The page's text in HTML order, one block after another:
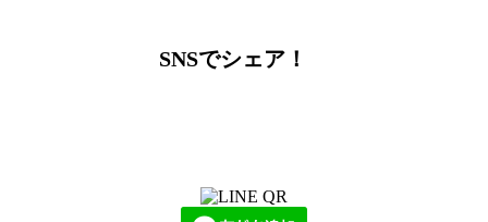
SNSでシェア！